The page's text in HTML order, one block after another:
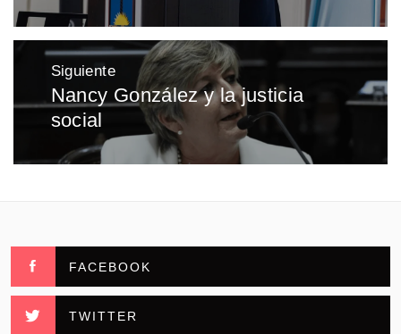
Siguiente
Entrada
siguiente:
Nancy González y la justicia
social
FACEBOOK
TWITTER